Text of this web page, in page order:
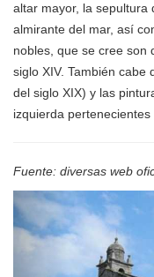
altar mayor, la sepultura
almirante del mar, así
nobles, que se cree son
siglo XIV. También cabe
del siglo XIX) y las
izquierda pertenecientes
Fuente: diversas web
Anterior